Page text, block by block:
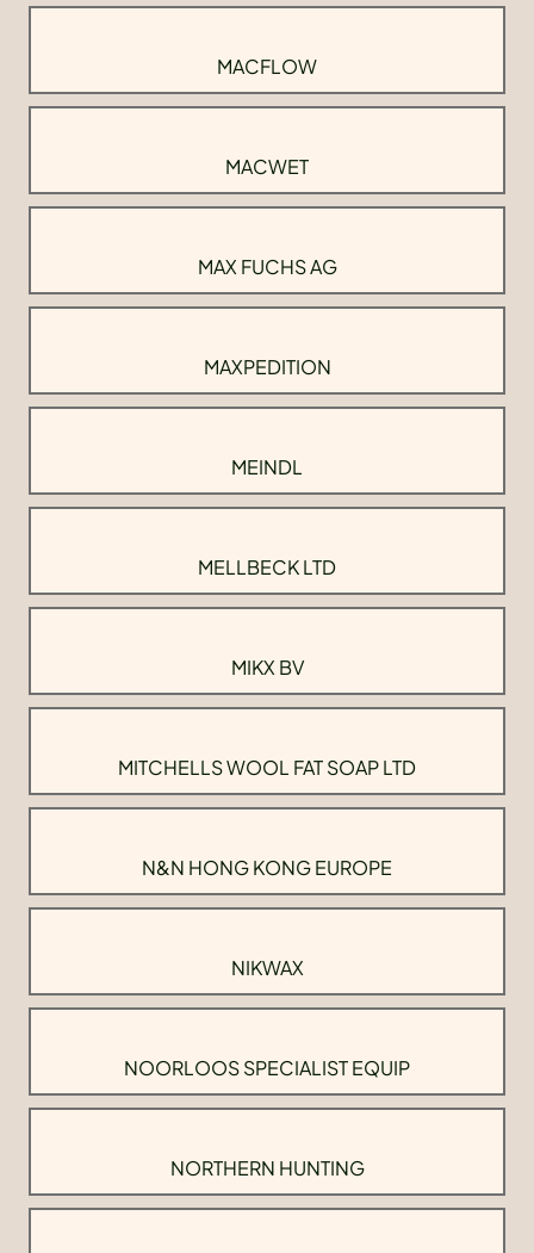
MACFLOW
MACWET
MAX FUCHS AG
MAXPEDITION
MEINDL
MELLBECK LTD
MIKX BV
MITCHELLS WOOL FAT SOAP LTD
N&N HONG KONG EUROPE
NIKWAX
NOORLOOS SPECIALIST EQUIP
NORTHERN HUNTING